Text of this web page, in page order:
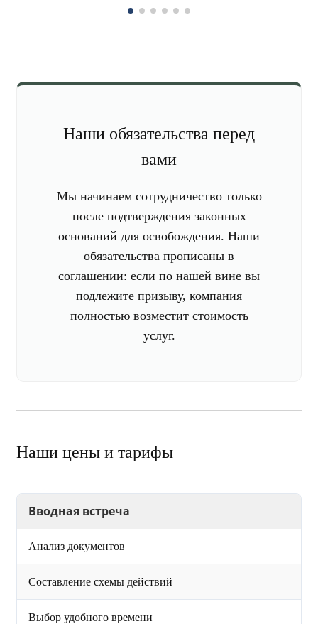
Наши обязательства перед
вами
Мы начинаем сотрудничество только
после подтверждения законных
оснований для освобождения. Наши
обязательства прописаны в
соглашении: если по нашей вине вы
подлежите призыву, компания
полностью возместит стоимость
услуг.
Наши цены и тарифы
Вводная встреча
Анализ документов
Составление схемы действий
Выбор удобного времени